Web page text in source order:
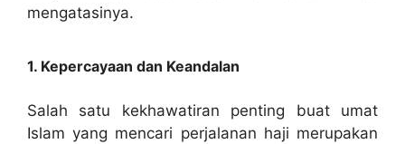
mengatasinya.
1. Kepercayaan dan Keandalan
Salah satu kekhawatiran penting buat umat
Islam yang mencari perjalanan haji merupakan